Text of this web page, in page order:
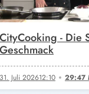
CityCooking - Die
Geschmack
31. Juli 202612:10 29:47